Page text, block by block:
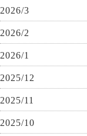
2026/3
2026/2
2026/1
2025/12
2025/11
2025/10